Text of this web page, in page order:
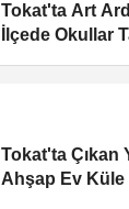
Tokat'ta Art
İlçede Okullar
Tokat'ta Çıkan
Ahşap Ev Küle